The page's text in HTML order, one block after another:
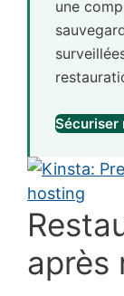
une
Sécuriser
après